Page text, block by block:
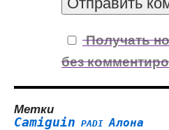
Получать
без
Метки
Camiguin PADI Алона